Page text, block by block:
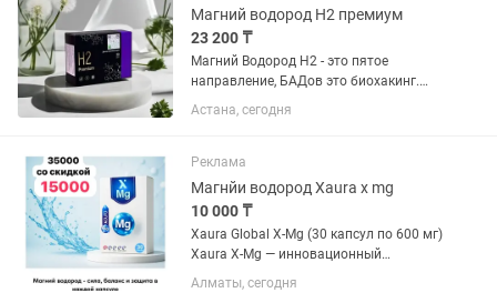
Магний водород Н2 премиум
23 200 ₸
Магний Водород Н2 - это пятое
направление, БАДов это биохакинг.
Биохакинг -это наука о омоложении и
продлении жизни. Сегодня многие
бы омолодить и как продлить...
Астана, сегодня
Реклама
Магнйи водород Xaura x mg
10 000 ₸
Xaura Global X-Mg (30 капсул по 600 мг)
Xaura X-Mg — инновационный
комплекс, где магний сочетается с
молекулярным водородом. Такое
Алматы, сегодня